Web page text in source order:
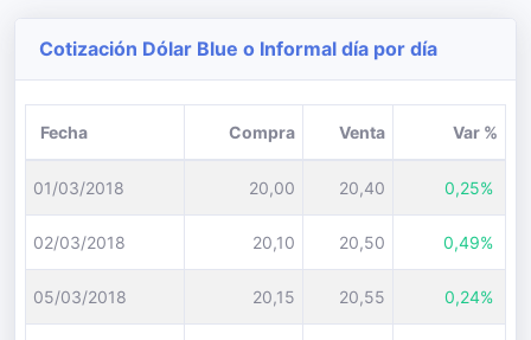
Cotización Dólar Blue o Informal día por día
Fecha Compra Venta Var %
01/03/2018 20,00 20,40 0,25%
02/03/2018 20,10 20,50 0,49%
05/03/2018 20,15 20,55 0,24%